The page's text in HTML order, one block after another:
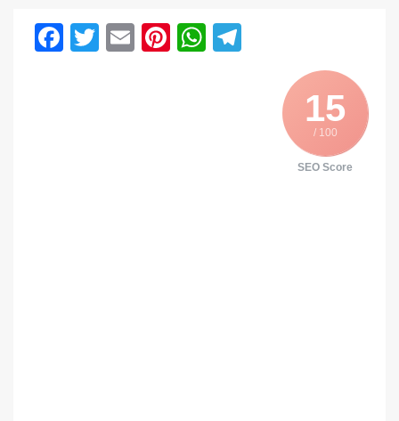
Facebook
Twitter
EmailPinterest
WhatsApp
15
/ 100
SEO Score